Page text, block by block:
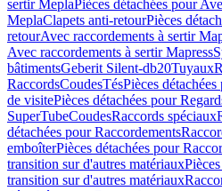
sertir MeplaPièces détachées pour
MeplaClapets anti-retourPièces
retourAvec raccordements à sertir
Avec raccordements à sertir Mapress
bâtimentsGeberit Silent-db20Tuyaux
RaccordsCoudesTésPièces
de visitePièces détachées pour
SuperTubeCoudesRaccords spéciaux
détachées pour Raccordements
emboîterPièces détachées pour
transition sur d'autres matériaux
transition sur d'autres matériaux